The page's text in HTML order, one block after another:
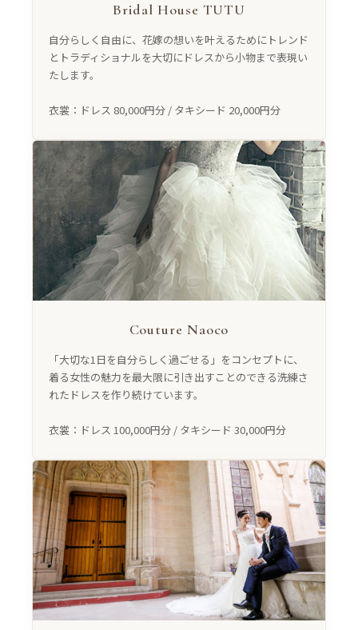
Bridal House TUTU
自分らしく自由に、花嫁の想いを叶えるためにトレンド
とトラディショナルを大切にドレスから小物まで表現い
たします。
衣裳：ドレス 80,000円分 / タキシード 20,000円分
Couture Naoco
「大切な1日を自分らしく過ごせる」をコンセプトに、
着る女性の魅力を最大限に引き出すことのできる洗練さ
れたドレスを作り続けています。
衣裳：ドレス 100,000円分 / タキシード 30,000円分